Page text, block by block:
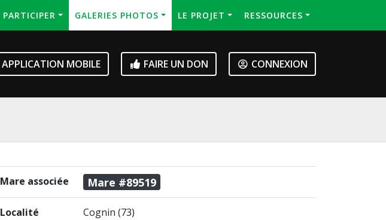
PARTICIPER GALERIES PHOTOS LE PROJET RESSOURCES
APPLICATION MOBILE FAIRE UN DON CONNEXION
Mare associée Mare #89519
Localité Cognin (73)